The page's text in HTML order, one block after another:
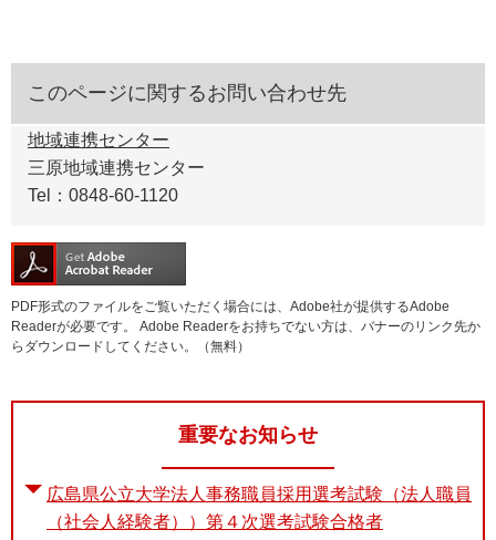
このページに関するお問い合わせ先
地域連携センター
三原地域連携センター
Tel：0848-60-1120
PDF形式のファイルをご覧いただく場合には、Adobe社が提供するAdobe
Readerが必要です。
Adobe Readerをお持ちでない方は、バナーのリンク先か
らダウンロードしてください。（無料）
重要なお知らせ
広島県公立大学法人事務職員採用選考試験（法人職員
（社会人経験者））第４次選考試験合格者